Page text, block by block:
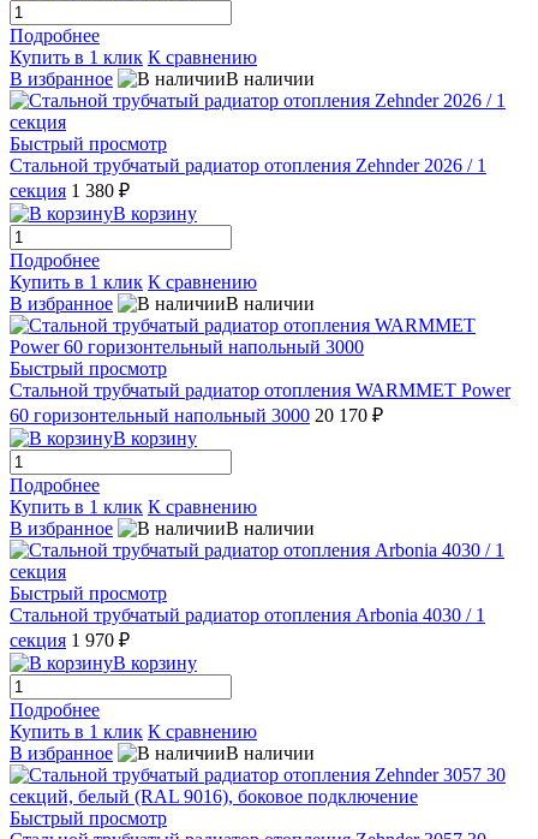
Подробнее
Купить в 1 клик К сравнению
В избранное
В наличии
Быстрый просмотр
Стальной трубчатый радиатор отопления Zehnder 2026 / 1
секция 1 380 ₽
В корзину
Подробнее
Купить в 1 клик К сравнению
В избранное
В наличии
Быстрый просмотр
Стальной трубчатый радиатор отопления WARMMET Power
60 горизонтельный напольный 3000 20 170 ₽
В корзину
Подробнее
Купить в 1 клик К сравнению
В избранное
В наличии
Быстрый просмотр
Стальной трубчатый радиатор отопления Arbonia 4030 / 1
секция 1 970 ₽
В корзину
Подробнее
Купить в 1 клик К сравнению
В избранное
В наличии
Быстрый просмотр